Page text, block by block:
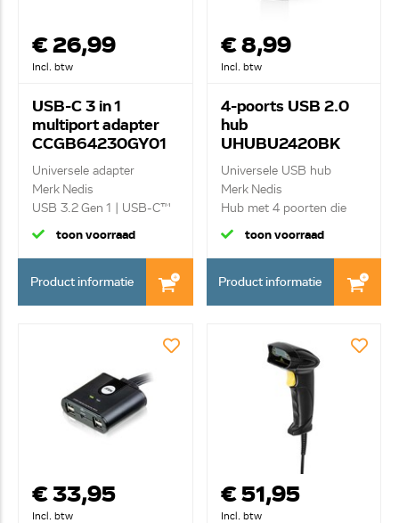
€ 26,99
Incl. btw
USB-C 3 in 1
multiport adapter
CCGB64230GY01
Universele adapter
Merk Nedis
USB 3.2 Gen 1 | USB-C™
Mal...
toon voorraad
Product informatie
€ 8,99
Incl. btw
4-poorts USB 2.0
hub
UHUBU2420BK
Universele USB hub
Merk Nedis
Hub met 4 poorten die
verbon...
toon voorraad
Product informatie
€ 33,95
Incl. btw
€ 51,95
Incl. btw